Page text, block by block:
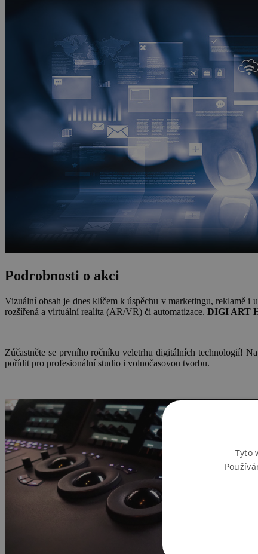
Podrobnosti o akci
Vizuální obsah je dnes klíčem k úspěchu v marketingu, reklamě
rozšířená a virtuální realita (AR/VR) či automatizace. DIGI ART
Zúčastněte se prvního ročníku veletrhu digitálních technologií!
pořídit pro profesionální studio i volnočasovou tvorbu.
Tyto